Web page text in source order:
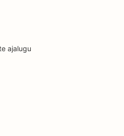
jaoks
jaoks
ajalugu